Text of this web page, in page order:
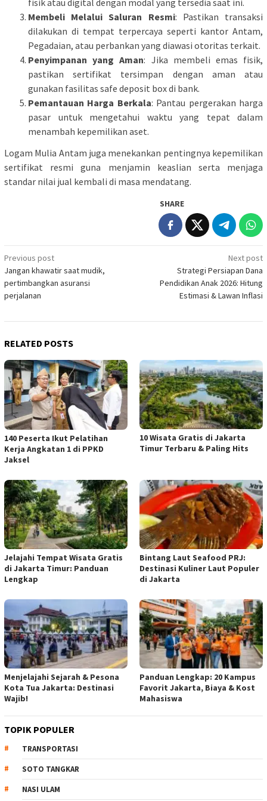
fisik atau digital dengan modal yang tersedia saat ini.
Membeli Melalui Saluran Resmi: Pastikan transaksi
dilakukan di tempat terpercaya seperti kantor Antam,
Pegadaian, atau perbankan yang diawasi otoritas terkait.
Penyimpanan yang Aman: Jika membeli emas fisik,
pastikan sertifikat tersimpan dengan aman atau
gunakan fasilitas safe deposit box di bank.
Pemantauan Harga Berkala: Pantau pergerakan harga
pasar untuk mengetahui waktu yang tepat dalam
menambah kepemilikan aset.
Logam Mulia Antam juga menekankan pentingnya kepemilikan
sertifikat resmi guna menjamin keaslian serta menjaga
standar nilai jual kembali di masa mendatang.
SHARE
Post
navigation
Previous post
Jangan khawatir saat mudik,
pertimbangkan asuransi
perjalanan
Next post
Strategi Persiapan Dana
Pendidikan Anak 2026: Hitung
Estimasi & Lawan Inflasi
RELATED POSTS
140 Peserta Ikut Pelatihan
Kerja Angkatan 1 di PPKD
Jaksel
10 Wisata Gratis di Jakarta
Timur Terbaru & Paling Hits
Jelajahi Tempat Wisata Gratis
di Jakarta Timur: Panduan
Lengkap
Bintang Laut Seafood PRJ:
Destinasi Kuliner Laut Populer
di Jakarta
Menjelajahi Sejarah & Pesona
Kota Tua Jakarta: Destinasi
Wajib!
Panduan Lengkap: 20 Kampus
Favorit Jakarta, Biaya & Kost
Mahasiswa
TOPIK POPULER
TRANSPORTASI
SOTO TANGKAR
NASI ULAM